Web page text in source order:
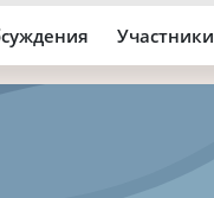
Участники